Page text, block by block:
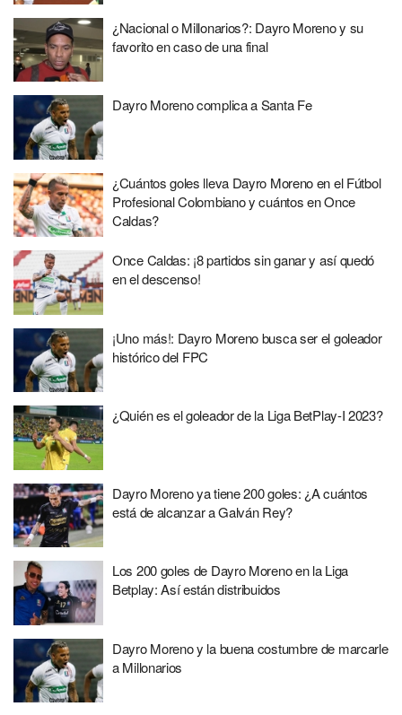
¿Nacional o Millonarios?: Dayro Moreno y su
favorito en caso de una final
Dayro Moreno complica a Santa Fe
¿Cuántos goles lleva Dayro Moreno en el Fútbol
Profesional Colombiano y cuántos en Once
Caldas?
Once Caldas: ¡8 partidos sin ganar y así quedó
en el descenso!
¡Uno más!: Dayro Moreno busca ser el goleador
histórico del FPC
¿Quién es el goleador de la Liga BetPlay-I 2023?
Dayro Moreno ya tiene 200 goles: ¿A cuántos
está de alcanzar a Galván Rey?
Los 200 goles de Dayro Moreno en la Liga
Betplay: Así están distribuidos
Dayro Moreno y la buena costumbre de marcarle
a Millonarios